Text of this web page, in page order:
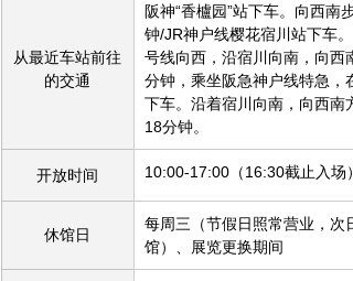
从最近车站前往
的交通
阪神“香櫨园”站下车。向西南
钟/JR神户线樱花宿川站下车。
号线向西，沿宿川向南，向西
分钟，乘坐阪急​​神户线特急，
下车。沿着宿川向南，向西南
18分钟。
开放时间 10:00-17:00（16:30截止入场）
休馆日
每周三（节假日照常营业，次
馆）、展览更换期间